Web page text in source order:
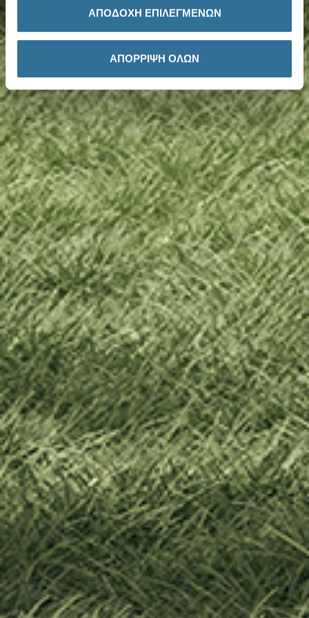
ΑΠΟΔΟΧΗ ΕΠΙΛΕΓΜΕΝΩΝ
ΑΠΟΡΡΙΨΗ ΟΛΩΝ